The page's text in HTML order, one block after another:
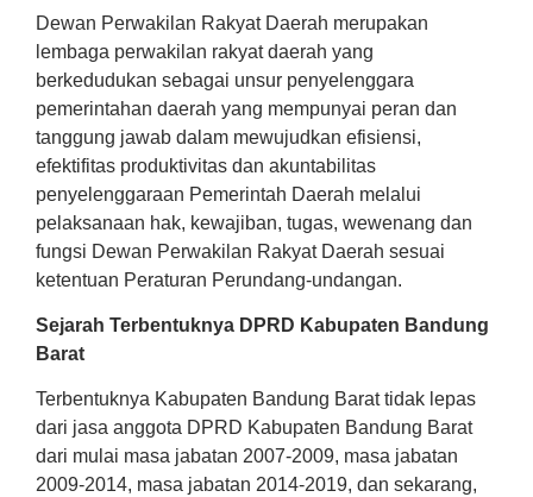
Dewan Perwakilan Rakyat Daerah merupakan
lembaga perwakilan rakyat daerah yang
berkedudukan sebagai unsur penyelenggara
pemerintahan daerah yang mempunyai peran dan
tanggung jawab dalam mewujudkan efisiensi,
efektifitas produktivitas dan akuntabilitas
penyelenggaraan Pemerintah Daerah melalui
pelaksanaan hak, kewajiban, tugas, wewenang dan
fungsi Dewan Perwakilan Rakyat Daerah sesuai
ketentuan Peraturan Perundang-undangan.
Sejarah Terbentuknya DPRD Kabupaten Bandung
Barat
Terbentuknya Kabupaten Bandung Barat tidak lepas
dari jasa anggota DPRD Kabupaten Bandung Barat
dari mulai masa jabatan 2007-2009, masa jabatan
2009-2014, masa jabatan 2014-2019, dan sekarang,